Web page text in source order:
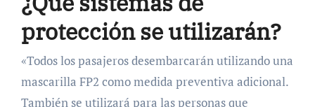
protección se utilizarán?
«Todos los pasajeros desembarcarán utilizando una
mascarilla FP2 como medida preventiva adicional.
También se utilizará para las personas que